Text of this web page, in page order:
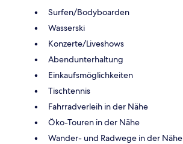
Surfen/Bodyboarden
Wasserski
Konzerte/Liveshows
Abendunterhaltung
Einkaufsmöglichkeiten
Tischtennis
Fahrradverleih in der Nähe
Öko-Touren in der Nähe
Wander- und Radwege in der Nähe